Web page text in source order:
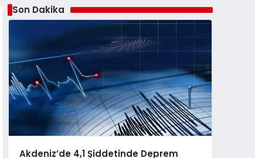
Son Dakika
Akdeniz’de 4,1 Şiddetinde Deprem